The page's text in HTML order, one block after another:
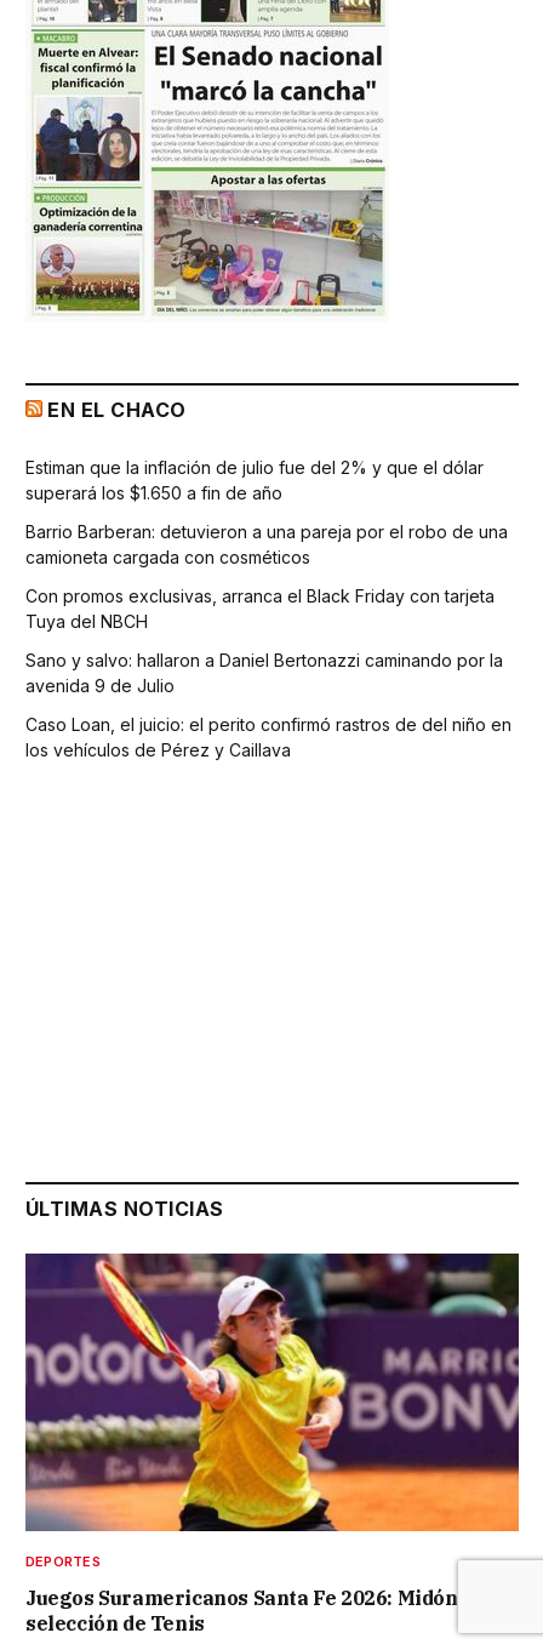
EN EL CHACO
Estiman que la inflación de julio fue del 2% y que el dólar
superará los $1.650 a fin de año
Barrio Barberan: detuvieron a una pareja por el robo de una
camioneta cargada con cosméticos
Con promos exclusivas, arranca el Black Friday con tarjeta
Tuya del NBCH
Sano y salvo: hallaron a Daniel Bertonazzi caminando por la
avenida 9 de Julio
Caso Loan, el juicio: el perito confirmó rastros de del niño en
los vehículos de Pérez y Caillava
ÚLTIMAS NOTICIAS
DEPORTES
Juegos Suramericanos Santa Fe 2026: Midón en la
selección de Tenis